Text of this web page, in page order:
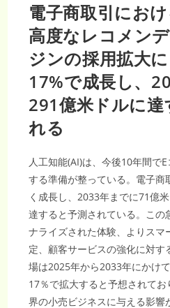
電子商取引におけ
高度なレコメン
ジンの採用拡大
17%で成長し、
291億米ドルに達
れる
人工知能(AI)は、今後10年間で
する準備が整っている。電子商
く成長し、2033年までに71億
達すると予測されている。この
ナライズされた体験、よりス
定、顧客サービスの強化に対
場は2025年から2033年にかけて
17％で拡大すると予想されて
界の小売ビジネスに与える影響